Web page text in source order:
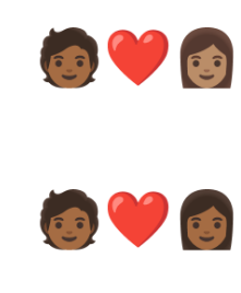
🧑🏾‍❤️‍👩🏽
🧑🏾‍❤️‍👩🏾